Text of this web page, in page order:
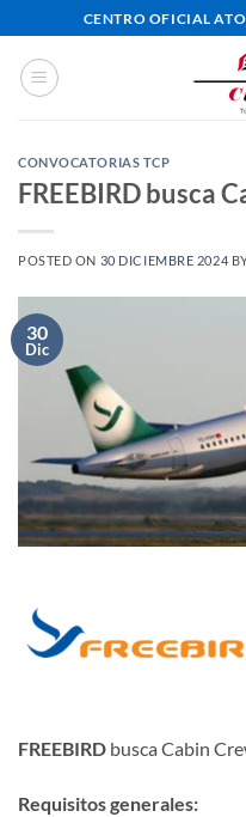
al
contenido
CENTRO OFICIAL
CONVOCATORIAS TCP
FREEBIRD busca
POSTED ON 30 DICIEMBRE 2024
30
Dic
FREEBIRD busca Cabin
Requisitos generales: